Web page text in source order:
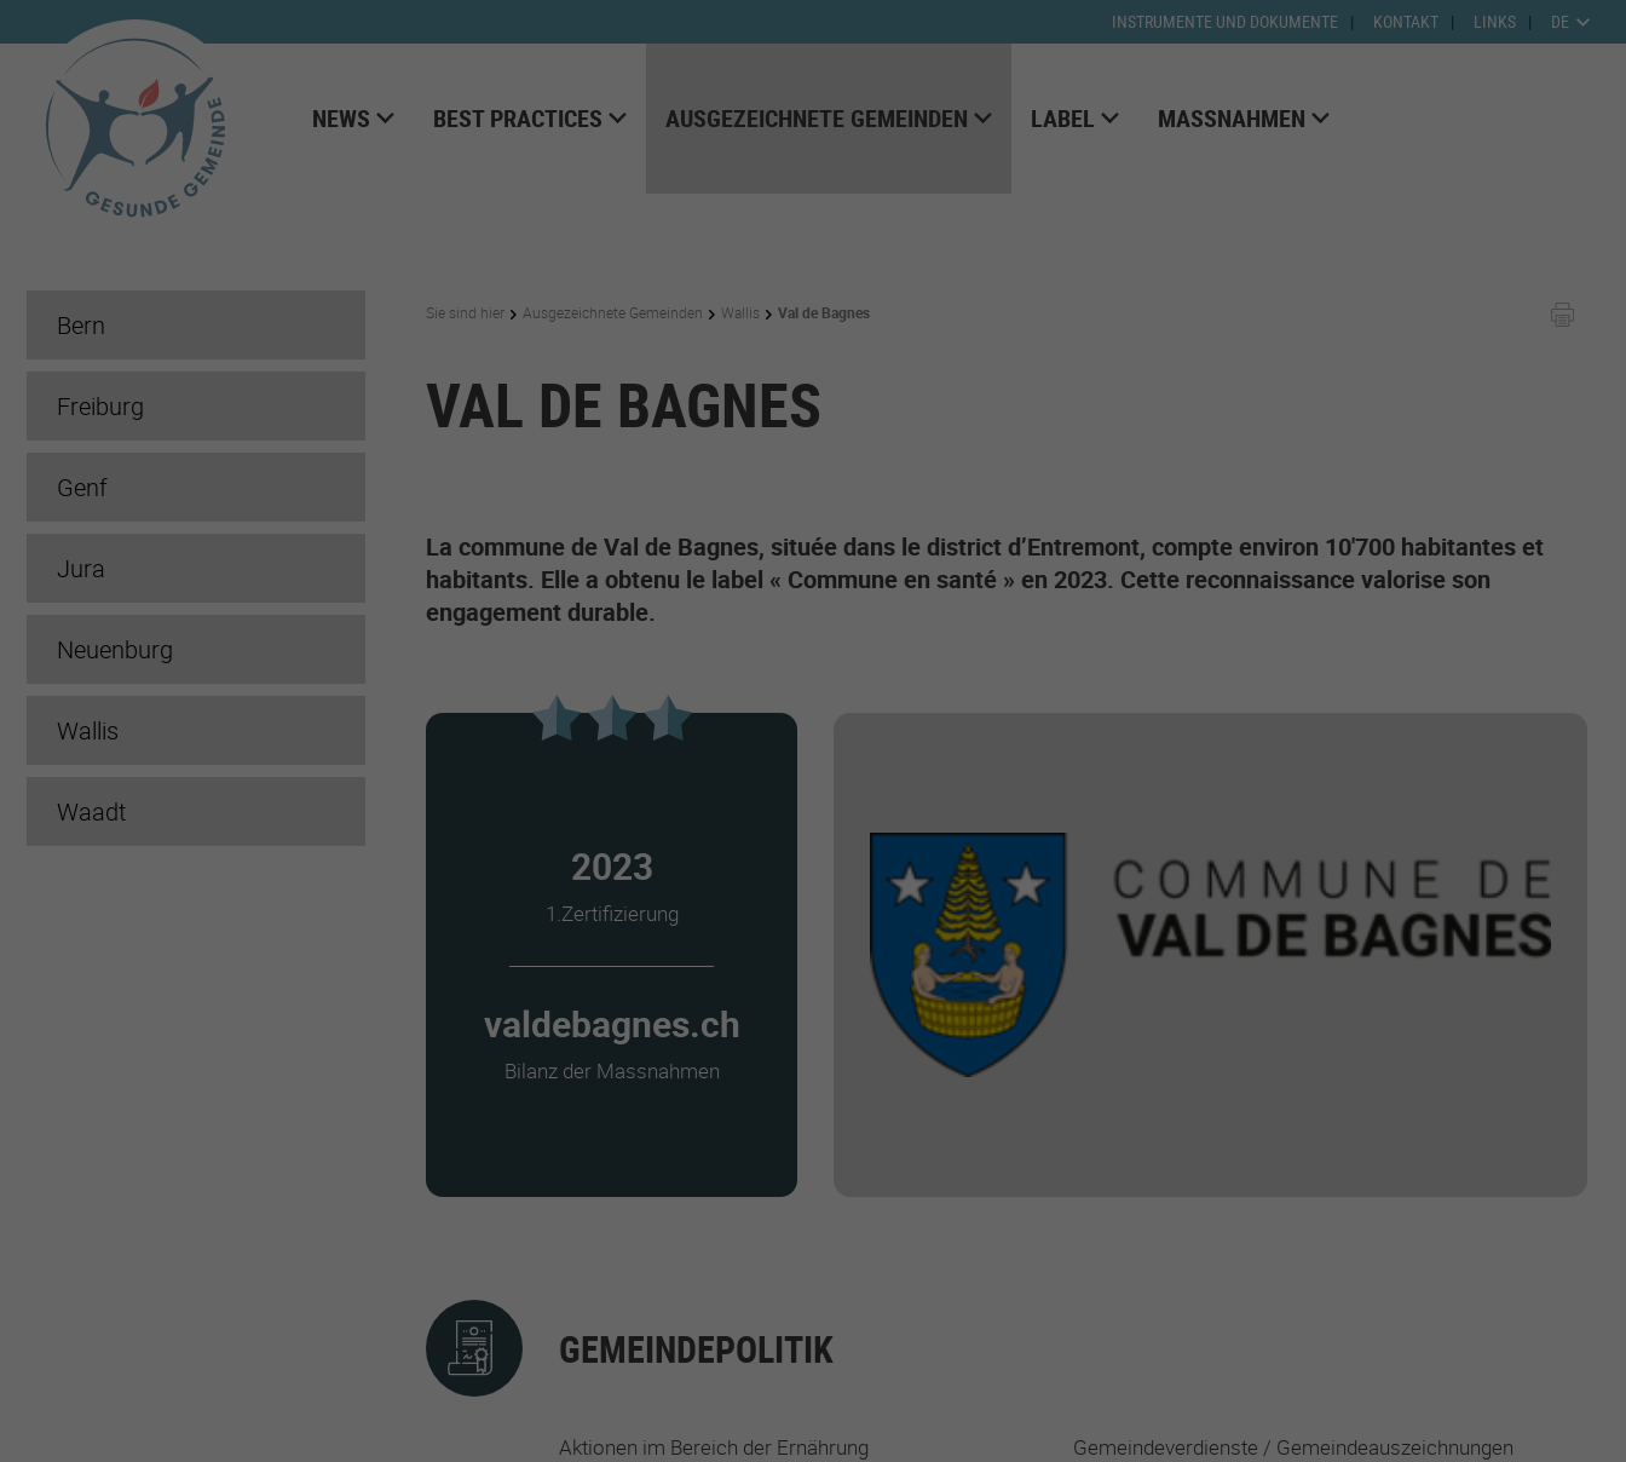
DE
INSTRUMENTE UND DOKUMENTE KONTAKT LINKS
NEWS BEST PRACTICES AUSGEZEICHNETE GEMEINDEN LABEL MASSNAHMEN
Bern
Freiburg
Genf
Jura
Neuenburg
Wallis
Waadt
Sie sind hier Ausgezeichnete Gemeinden Wallis Val de Bagnes
VAL DE BAGNES
La commune de Val de Bagnes, située dans le district d’Entremont, compte environ 10'700 habitantes et
habitants. Elle a obtenu le label « Commune en santé » en 2023. Cette reconnaissance valorise son
engagement durable.
2023
1.Zertifizierung
valdebagnes.ch
Bilanz der Massnahmen
GEMEINDEPOLITIK
Aktionen im Bereich der Ernährung
Gemeindeverdienste / Gemeindeauszeichnungen